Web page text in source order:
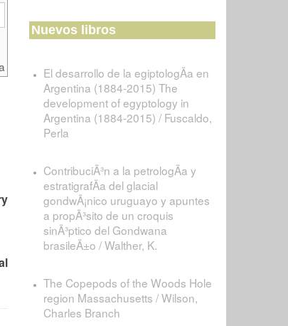
Nuevos libros
El desarrollo de la egiptologÃ­a en
Argentina (1884-2015) The
development of egyptology in
Argentina (1884-2015) / Fuscaldo,
Perla
ContribuciÃ³n a la petrologÃ­a y
estratigrafÃ­a del glacial
gondwÃ¡nico uruguayo y apuntes
a propÃ³sito de un croquis
sinÃ³ptico del Gondwana
brasileÃ±o / Walther, K.
The Copepods of the Woods Hole
region Massachusetts / Wilson,
Charles Branch